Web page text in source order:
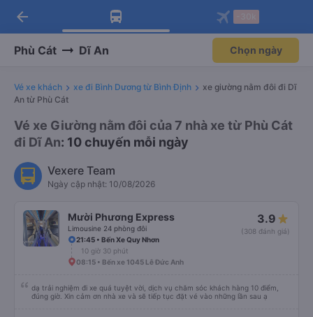
Tải app Vexere ngay!
Nhận ưu đãi thành viên độc
Mở app
Tải app Vexere
-30k/ghế khi đặt vé máy bay qua
Mở app
arrow_back
Phù Cát Dĩ An Chọn ngày
Vé xe khách xe đi Bình Dương từ Bình Định
xe giường nằm đôi đi Dĩ
An từ Phù Cát
Vé xe Giường nằm đôi của 7 nhà xe từ Phù Cát
đi Dĩ An: 10 chuyến mỗi ngày
Vexere Team
Ngày cập nhật: 10/08/2026
Mười Phương Express
Limousine 24 phòng đôi
3.9
(308 đánh giá)
21:45 • Bến Xe Quy Nhơn
10 giờ 30 phút
08:15 • Bến xe 1045 Lê Đức Anh
dạ trải nghiệm đi xe quá tuyệt vời, dịch vụ chăm sóc khách hàng 10 điểm,
đúng giờ. Xin cảm ơn nhà xe và sẽ tiếp tục đặt vé vào những lần sau ạ